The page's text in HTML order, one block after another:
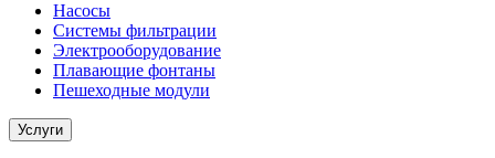
Насосы
Системы фильтрации
Электрооборудование
Плавающие фонтаны
Пешеходные модули
Услуги